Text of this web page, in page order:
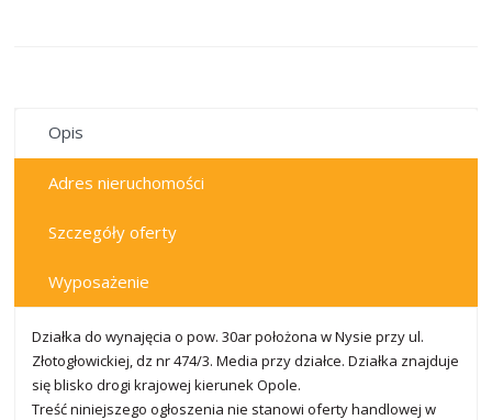
Opis
Adres nieruchomości
Szczegóły oferty
Wyposażenie
Działka do wynajęcia o pow. 30ar położona w Nysie przy ul.
Złotogłowickiej, dz nr 474/3. Media przy działce. Działka znajduje
się blisko drogi krajowej kierunek Opole.
Treść niniejszego ogłoszenia nie stanowi oferty handlowej w